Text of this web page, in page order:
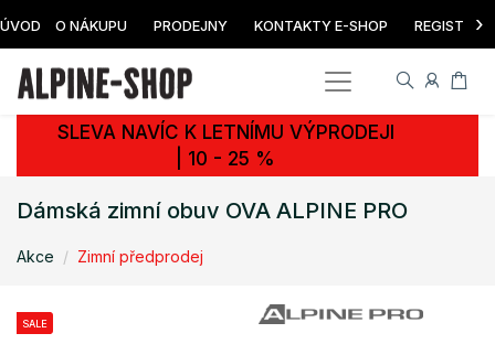
ÚVOD O NÁKUPU PRODEJNY KONTAKTY E-SHOP ›
SLEVA NAVÍC K LETNÍMU VÝPRODEJI
| 10 - 25 %
Dámská zimní obuv OVA ALPINE PRO
Akce Zimní předprodej
SALE